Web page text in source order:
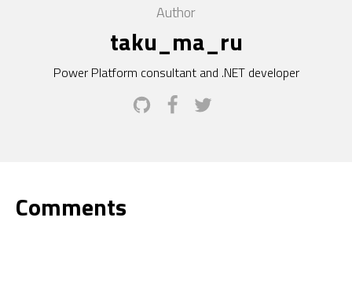
Author
taku_ma_ru
Power Platform consultant and .NET developer
Comments